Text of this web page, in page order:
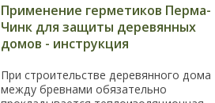
Применение герметиков Перма-
Чинк для защиты деревянных
домов - инструкция
При строительстве деревянного дома
между бревнами обязательно